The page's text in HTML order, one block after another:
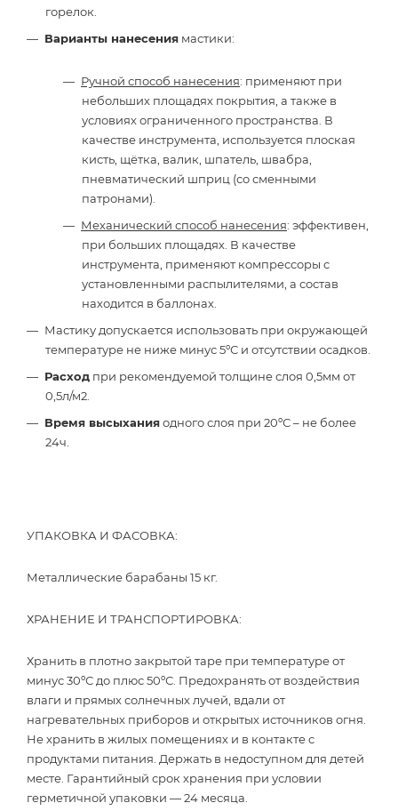
горелок.
Варианты нанесения мастики:
Ручной способ нанесения: применяют при
небольших площадях покрытия, а также в
условиях ограниченного пространства. В
качестве инструмента, используется плоская
кисть, щётка, валик, шпатель, швабра,
пневматический шприц (со сменными
патронами).
Механический способ нанесения: эффективен,
при больших площадях. В качестве
инструмента, применяют компрессоры с
установленными распылителями, а состав
находится в баллонах.
Мастику допускается использовать при окружающей
температуре не ниже минус 5ºС и отсутствии осадков.
Расход при рекомендуемой толщине слоя 0,5мм от
0,5л/м2.
Время высыханияодного слоя при 20ºС – не более
24ч.
УПАКОВКА И ФАСОВКА:
Металлические барабаны 15 кг.
ХРАНЕНИЕ И ТРАНСПОРТИРОВКА:
Хранить в плотно закрытой таре при температуре от
минус 30ºС до плюс 50ºС. Предохранять от воздействия
влаги и прямых солнечных лучей, вдали от
нагревательных приборов и открытых источников огня.
Не хранить в жилых помещениях и в контакте с
продуктами питания. Держать в недоступном для детей
месте. Гарантийный срок хранения при условии
герметичной упаковки — 24 месяца.